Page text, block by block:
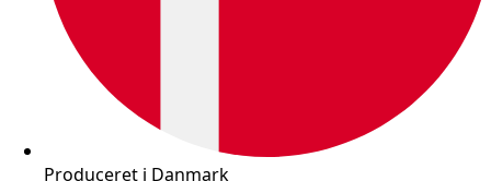
Produceret i Danmark